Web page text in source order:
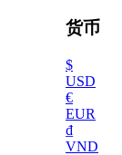
货币
$
USD
€
EUR
₫
VND